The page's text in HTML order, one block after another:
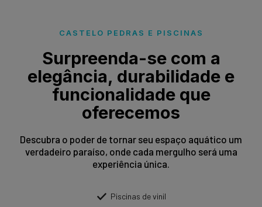
CASTELO PEDRAS E PISCINAS
Surpreenda-se com a
elegância, durabilidade e
funcionalidade que
oferecemos
Descubra o poder de tornar seu espaço aquático um
verdadeiro paraíso, onde cada mergulho será uma
experiência única.
Piscinas de vinil